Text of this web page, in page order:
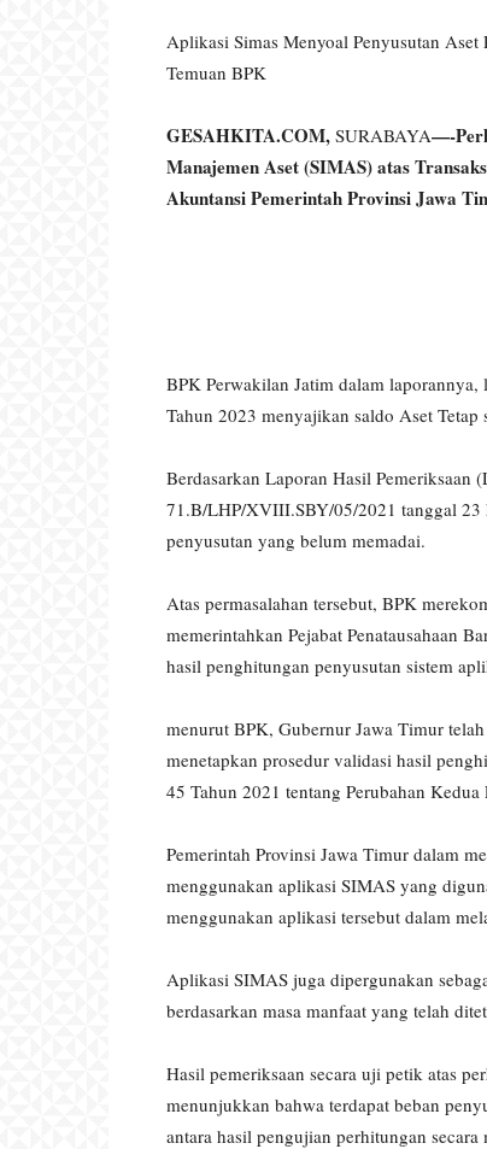
Aplikasi Simas Menyoal Penyusutan
Temuan BPK
GESAHKITA.COM, SURABAYA—-
Manajemen Aset (SIMAS) atas
Akuntansi Pemerintah Provinsi Jawa
BPK Perwakilan Jatim dalam
Tahun 2023 menyajikan saldo Aset
Berdasarkan Laporan Hasil Pemeriksaan
71.B/LHP/XVIII.SBY/05/2021 tanggal 23
penyusutan yang belum memadai.
Atas permasalahan tersebut, BPK
memerintahkan Pejabat Penatausahaan
hasil penghitungan penyusutan sistem
menurut BPK, Gubernur Jawa Timur
menetapkan prosedur validasi hasil
45 Tahun 2021 tentang Perubahan
Pemerintah Provinsi Jawa Timur dalam
menggunakan aplikasi SIMAS yang
menggunakan aplikasi tersebut dalam
Aplikasi SIMAS juga dipergunakan
berdasarkan masa manfaat yang telah
Hasil pemeriksaan secara uji petik atas
menunjukkan bahwa terdapat beban
antara hasil pengujian perhitungan